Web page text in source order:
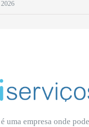
é uma empresa onde